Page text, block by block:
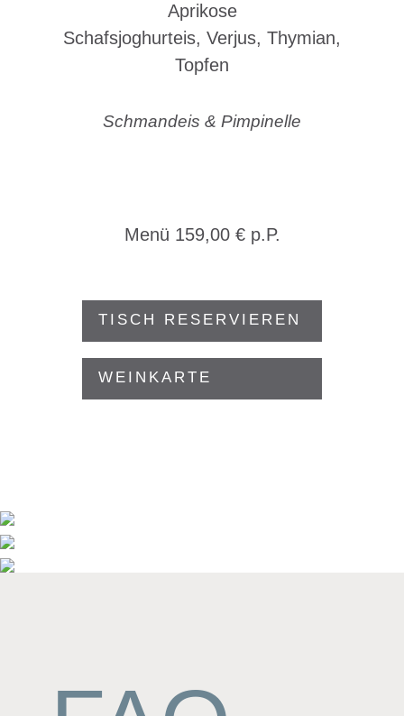
Aprikose
Schafsjoghurteis, Verjus, Thymian,
Topfen
Schmandeis & Pimpinelle
Menü 159,00 € p.P.
TISCH RESERVIEREN
WEINKARTE